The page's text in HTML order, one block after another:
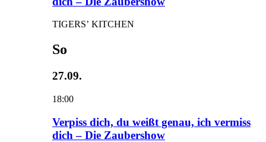
TIGERS’ KITCHEN
So
27.09.
18:00
Verpiss dich, du weißt genau, ich vermiss
dich – Die Zaubershow